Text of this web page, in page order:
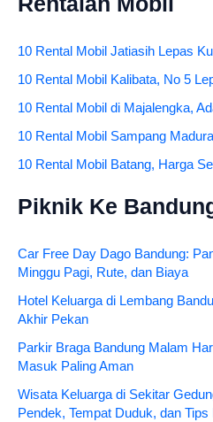
10 Rental Mobil Jatiasih Lepas
10 Rental Mobil Kalibata, No 5
10 Rental Mobil di Majalengka,
10 Rental Mobil Sampang
10 Rental Mobil Batang, Harga
Piknik Ke
Car Free Day Dago Bandung:
Minggu Pagi, Rute, dan Biaya
Hotel Keluarga di Lembang
Akhir Pekan
Parkir Braga Bandung Malam
Masuk Paling Aman
Wisata Keluarga di Sekitar
Pendek, Tempat Duduk, dan